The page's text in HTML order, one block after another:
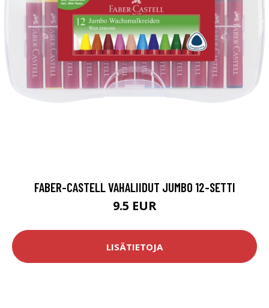
FABER-CASTELL VAHALIIDUT JUMBO 12-SETTI
9.5 EUR
LISÄTIETOJA